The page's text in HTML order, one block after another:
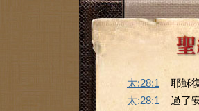
太:28:1
耶穌
太:28:1
過了